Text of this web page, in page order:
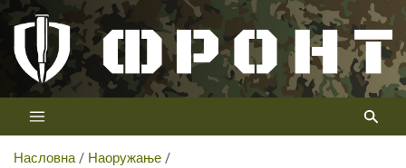
Скип
цонтент
Телевизија ФРОНТ
Први војни канал у Србији
Насловна
Наоружање